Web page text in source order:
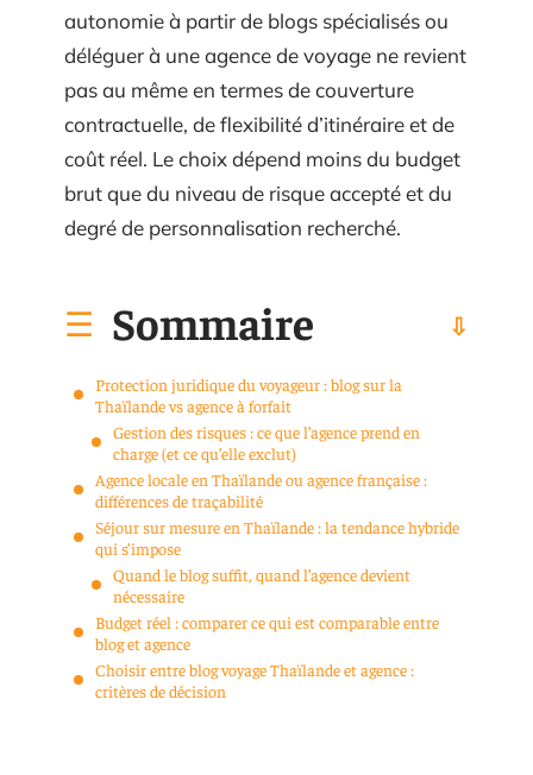
autonomie à partir de blogs spécialisés ou
déléguer à une agence de voyage ne revient
pas au même en termes de couverture
contractuelle, de flexibilité d’itinéraire et de
coût réel. Le choix dépend moins du budget
brut que du niveau de risque accepté et du
degré de personnalisation recherché.
Sommaire
Protection juridique du voyageur : blog sur la
Thaïlande vs agence à forfait
Gestion des risques : ce que l’agence prend en
charge (et ce qu’elle exclut)
Agence locale en Thaïlande ou agence française :
différences de traçabilité
Séjour sur mesure en Thaïlande : la tendance hybride
qui s’impose
Quand le blog suffit, quand l’agence devient
nécessaire
Budget réel : comparer ce qui est comparable entre
blog et agence
Choisir entre blog voyage Thaïlande et agence :
critères de décision